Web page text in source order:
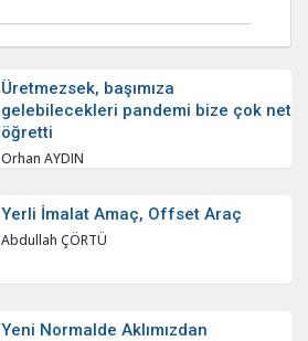
Üretmezsek, başımıza
gelebilecekleri pandemi bize çok net
öğretti
Orhan AYDIN
Yerli İmalat Amaç, Offset Araç
Abdullah ÇÖRTÜ
Yeni Normalde Aklımızdan